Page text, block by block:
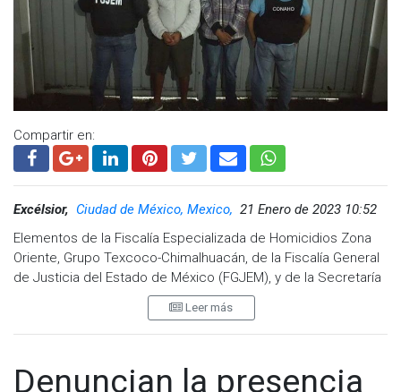
Compartir en:
Excélsior, Ciudad de México, Mexico, 21 Enero de 2023 10:52
Elementos de la Fiscalía Especializada de Homicidios Zona
Oriente, Grupo Texcoco-Chimalhuacán, de la Fiscalía General
de Justicia del Estado de México (FGJEM), y de la Secretaría
de Seguridad y Protección Ciudadana (SSPC), a través de la
Comisión para la Atención del Delito de Homicidio Doloso
(CONAHO), cumplimentaron una orden de aprehensión contra
28 por estar relacionados con el asesinato de un hombre
Leer más
Denuncian la presencia